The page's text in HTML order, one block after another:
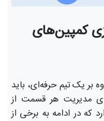
کمپین‌های
بر یک تیم حرفه‌ای، باید
مدیریت هر قسمت از
که در ادامه به برخی از